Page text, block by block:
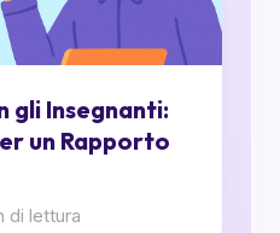
gli Insegnanti:
un Rapporto
di lettura